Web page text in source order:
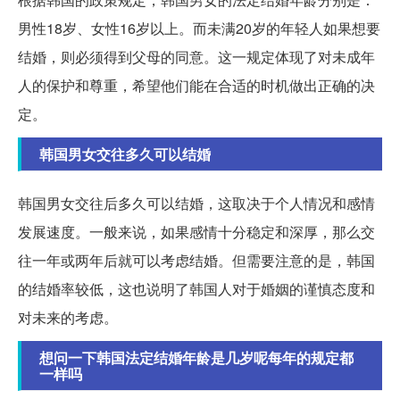
男性18岁、女性16岁以上。而未满20岁的年轻人如果想要
结婚，则必须得到父母的同意。这一规定体现了对未成年
人的保护和尊重，希望他们能在合适的时机做出正确的决
定。
韩国男女交往多久可以结婚
韩国男女交往后多久可以结婚，这取决于个人情况和感情
发展速度。一般来说，如果感情十分稳定和深厚，那么交
往一年或两年后就可以考虑结婚。但需要注意的是，韩国
的结婚率较低，这也说明了韩国人对于婚姻的谨慎态度和
对未来的考虑。
想问一下韩国法定结婚年龄是几岁呢每年的规定都
一样吗